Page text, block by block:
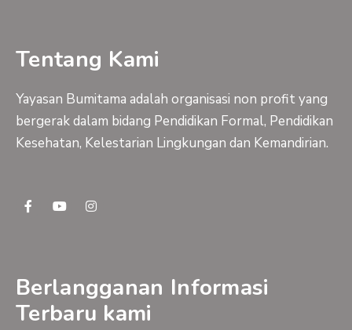
Tentang Kami
Yayasan Bumitama adalah organisasi non profit yang
bergerak dalam bidang Pendidikan Formal, Pendidikan
Kesehatan, Kelestarian Lingkungan dan Kemandirian.
F
a
k
-
f
Y
o
I
n
a
m
Berlangganan Informasi
Terbaru kami